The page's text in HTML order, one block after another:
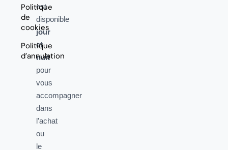
Politique
de
cookies
Politique
d’annulation
est
disponible
jour
et
nuit
pour
vous
accompagner
dans
l’achat
ou
le